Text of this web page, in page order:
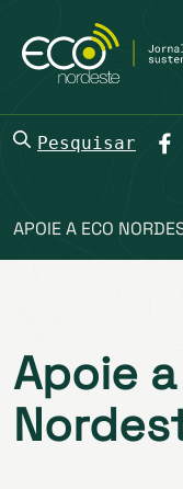
Pesquisar
APOIE A ECO
Apoie